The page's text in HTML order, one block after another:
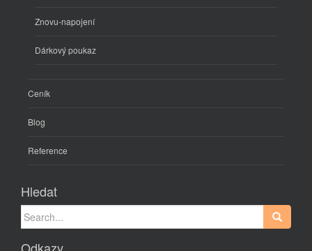
Znovu-napojení
Dárkový poukaz
Ceník
Blog
Reference
Hledat
Search
for:
Odkazy